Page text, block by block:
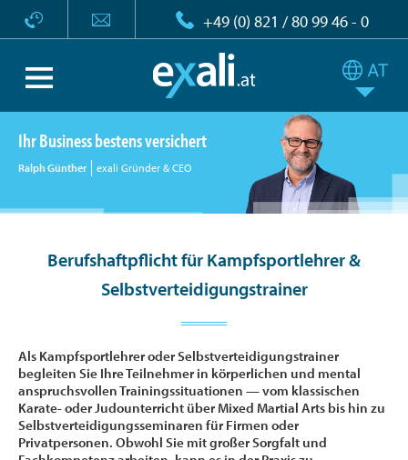
+49 (0) 821 / 80 99 46 - 0
Ihr Business bestens versichert
Ralph Günther exali Gründer & CEO
Berufshaftpflicht für Kampfsportlehrer &
Selbstverteidigungstrainer
Als Kampfsportlehrer oder Selbstverteidigungstrainer
begleiten Sie Ihre Teilnehmer in körperlichen und mental
anspruchsvollen Trainingssituationen — vom klassischen
Karate- oder Judounterricht über Mixed Martial Arts bis hin zu
Selbstverteidigungsseminaren für Firmen oder
Privatpersonen. Obwohl Sie mit großer Sorgfalt und